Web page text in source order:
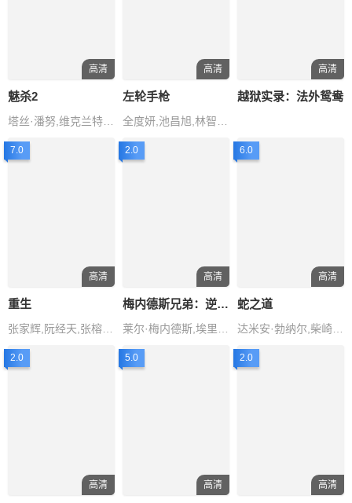
高清
魅杀2
高清
左轮手枪
高清
越狱实录：法外鸳鸯
7.0
高清
重生
张家辉,阮经天,张榕容,马浴柯,陈国
2.0
高清
梅内德斯兄弟：逆伦血案
莱尔·梅内德斯,埃里克·梅内德斯
6.0
高清
蛇之道
达米安·勃纳尔,柴崎幸,西岛秀俊,青木崇高,马修·阿马立
2.0
高清
5.0
高清
2.0
高清